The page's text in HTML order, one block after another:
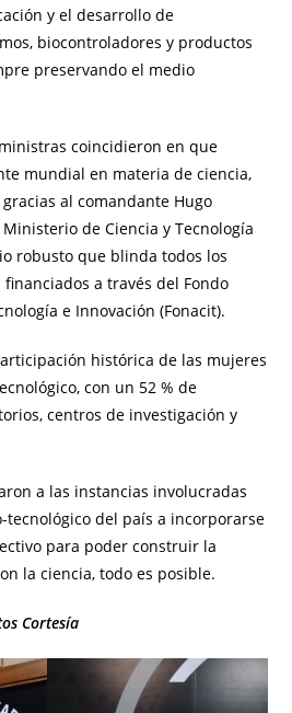
y el desarrollo de
biocontroladores y productos
preservando el medio
coincidieron en que
mundial en materia de ciencia,
al comandante Hugo
de Ciencia y Tecnología
robusto que blinda todos los
a través del Fondo
e Innovación (Fonacit).
histórica de las mujeres
con un 52 % de
centros de investigación y
a las instancias involucradas
tecnológico del país a incorporarse
para poder construir la
la ciencia, todo es posible.
Cortesía